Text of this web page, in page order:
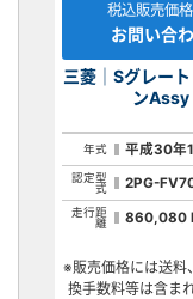
税込販売価格
お問い合
三菱｜Sグレー
ンAssy
年式 平成30年
認定型
式
2PG-
走行距
離
860,080
※販売価格には送料
換手数料等は含ま